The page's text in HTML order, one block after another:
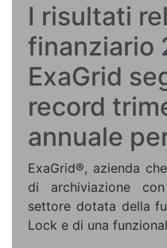
I risultati
finanziario
ExaGrid
record
annuale
ExaGrid®, azienda
di archiviazione
settore dotata della
Lock e di una